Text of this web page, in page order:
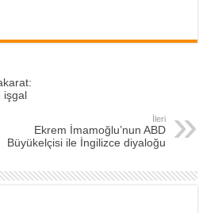
işgal
İleri
Ekrem İmamoğlu’nun ABD
Büyükelçisi ile İngilizce diyaloğu